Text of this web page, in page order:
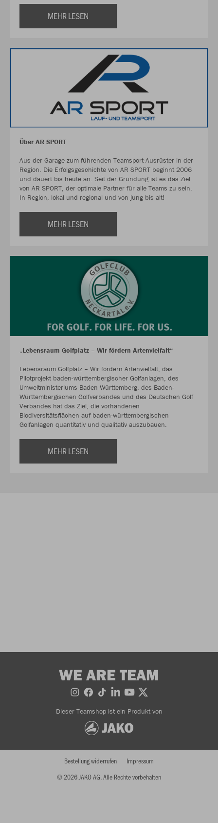
MEHR LESEN
Über AR SPORT
Aus der Garage zum führenden Teamsport-Ausrüster in der
Region. Die Erfolgsgeschichte von AR SPORT beginnt 2006
und dauert bis heute an. Seit der Gründung ist es das Ziel
von AR SPORT, der optimale Partner für alle Teams zu sein.
In Region, lokal und regional und von jung bis alt!
MEHR LESEN
„Lebensraum Golfplatz – Wir fördern Artenvielfalt“
Lebensraum Golfplatz – Wir fördern Artenvielfalt, das
Pilotprojekt baden-württembergischer Golfanlagen, des
Umweltministeriums Baden Württemberg, des Baden-
Württembergischen Golfverbandes und des Deutschen Golf
Verbandes hat das Ziel, die vorhandenen
Biodiversitätsflächen auf baden-württembergischen
Golfanlagen quantitativ und qualitativ auszubauen.
MEHR LESEN
WE ARE TEAM
Dieser Teamshop ist ein Produkt von
© 2026 JAKO AG, Alle Rechte vorbehalten
Bestellung widerrufen Impressum